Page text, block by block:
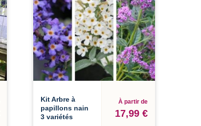
Kit Arbre à
papillons nain
3 variétés
À partir de
17,99 €